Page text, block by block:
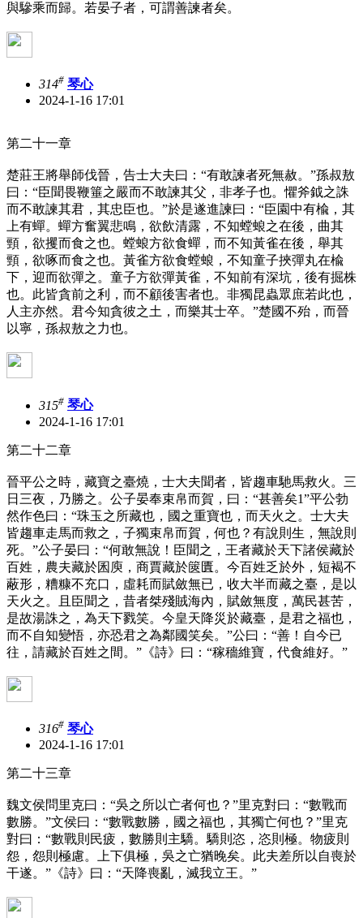
與驂乘而歸。若晏子者，可謂善諫者矣。
314# 琴心
2024-1-16 17:01
第二十一章
楚莊王將舉師伐晉，告士大夫曰：“有敢諫者死無赦。”孫叔敖
曰：“臣聞畏鞭箠之嚴而不敢諫其父，非孝子也。懼斧鉞之誅
而不敢諫其君，其忠臣也。”於是遂進諫曰：“臣園中有楡，其
上有蟬。蟬方奮翼悲鳴，欲飲清露，不知螳蜋之在後，曲其
頸，欲攫而食之也。螳蜋方欲食蟬，而不知黃雀在後，舉其
頸，欲啄而食之也。黃雀方欲食螳蜋，不知童子挾彈丸在楡
下，迎而欲彈之。童子方欲彈黃雀，不知前有深坑，後有掘株
也。此皆貪前之利，而不顧後害者也。非獨昆蟲眾庶若此也，
人主亦然。君今知貪彼之土，而樂其士卒。”楚國不殆，而晉
以寧，孫叔敖之力也。
315# 琴心
2024-1-16 17:01
第二十二章
晉平公之時，藏寶之臺燒，士大夫聞者，皆趨車馳馬救火。三
日三夜，乃勝之。公子晏奉束帛而賀，曰：“甚善矣1”平公勃
然作色曰：“珠玉之所藏也，國之重寶也，而天火之。士大夫
皆趨車走馬而救之，子獨束帛而賀，何也？有說則生，無說則
死。”公子晏曰：“何敢無說！臣聞之，王者藏於天下諸侯藏於
百姓，農夫藏於囷庾，商賈藏於篋匱。今百姓乏於外，短褐不
蔽形，糟糠不充口，虛耗而賦斂無已，收大半而藏之臺，是以
天火之。且臣聞之，昔者桀殘賊海內，賦斂無度，萬民甚苦，
是故湯誅之，為天下戮笑。今皇天降災於藏臺，是君之福也，
而不自知變悟，亦恐君之為鄰國笑矣。”公曰：“善！自今已
往，請藏於百姓之間。”《詩》曰：“稼穡維寶，代食維好。”
316# 琴心
2024-1-16 17:01
第二十三章
魏文侯問里克曰：“吳之所以亡者何也？”里克對曰：“數戰而
數勝。”文侯曰：“數戰數勝，國之福也，其獨亡何也？”里克
對曰：“數戰則民疲，數勝則主驕。驕則恣，恣則極。物疲則
怨，怨則極慮。上下俱極，吳之亡猶晚矣。此夫差所以自喪於
干遂。”《詩》曰：“天降喪亂，滅我立王。”